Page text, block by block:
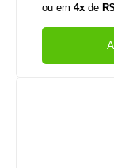
ou em4x de